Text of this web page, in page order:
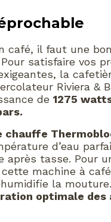
café, il faut une
satisfaire vos
la
Riviera &
de 1275
chauffe
d’eau
après tasse. Pour
machine à
la
optimale des